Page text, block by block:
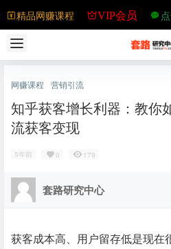
精品网赚课程 VIP会员
网赚课程 营销引流
知乎获客增长利器：教你
流获客变现
5年前 0 179
套路研究中心
获客成本高、用户留存低是现在